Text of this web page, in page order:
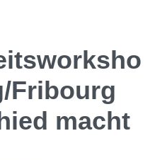
Fribourg
macht